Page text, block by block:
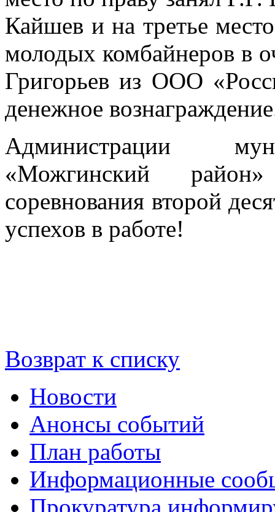
Кайшев и на третье
молодых комбайнеров в
Григорьев из ООО
денежное
Администрации
«Можгинский район»
соревнования второй
успехов в работе!
Возврат к списку
Новости
Анонсы событий
План работы
Информационные
Прокуратура